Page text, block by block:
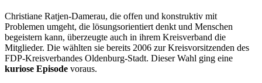
Christiane Ratjen-Damerau, die offen und konstruktiv mit
Problemen umgeht, die lösungsorientiert denkt und Menschen
begeistern kann, überzeugte auch in ihrem Kreisverband die
Mitglieder. Die wählten sie bereits 2006 zur Kreisvorsitzenden des
FDP-Kreisverbandes Oldenburg-Stadt. Dieser Wahl ging eine
kuriose Episode voraus.